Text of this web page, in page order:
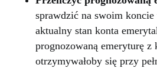
sprawdzić na swoim
aktualny stan konta
prognozowaną emeryturę z
otrzymywałoby się przy